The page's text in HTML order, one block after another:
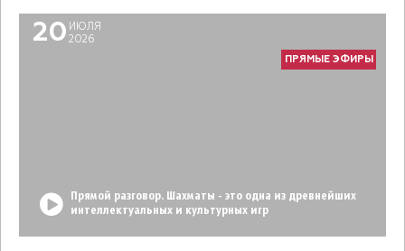
20 ИЮЛЯ
2026
ПРЯМЫЕ ЭФИРЫ
Прямой разговор. Шахматы - это одна из древнейших
интеллектуальных и культурных игр